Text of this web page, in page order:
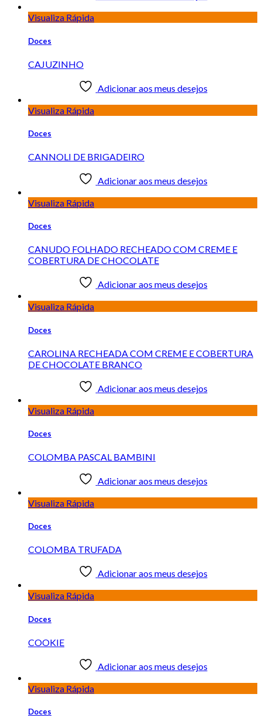
Visualiza Rápida
Doces
CAJUZINHO
Adicionar aos meus desejos
Visualiza Rápida
Doces
CANNOLI DE BRIGADEIRO
Adicionar aos meus desejos
Visualiza Rápida
Doces
CANUDO FOLHADO RECHEADO COM CREME E
COBERTURA DE CHOCOLATE
Adicionar aos meus desejos
Visualiza Rápida
Doces
CAROLINA RECHEADA COM CREME E COBERTURA
DE CHOCOLATE BRANCO
Adicionar aos meus desejos
Visualiza Rápida
Doces
COLOMBA PASCAL BAMBINI
Adicionar aos meus desejos
Visualiza Rápida
Doces
COLOMBA TRUFADA
Adicionar aos meus desejos
Visualiza Rápida
Doces
COOKIE
Adicionar aos meus desejos
Visualiza Rápida
Doces